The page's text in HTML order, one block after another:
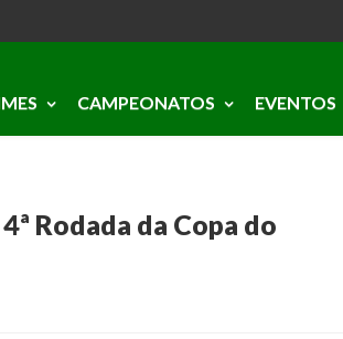
CAMPEONATOS EVENTOS
Rodada da Copa do